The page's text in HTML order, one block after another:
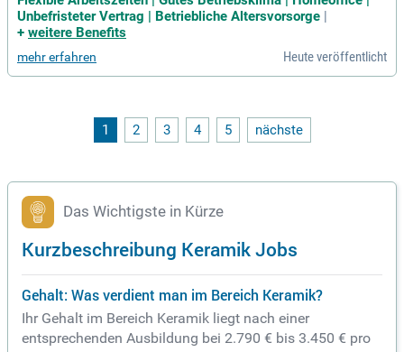
hnik und Erfahrung in digitaler Fertigung. In unserem innovat
iven Unternehmen bieten wir eine 35-Stunden-Woche mit fle
enießen Sie ein unbefristetes Arbeitsverhältnis, betriebliche
Altersvorsorge sowie Urlaubs- und Weihnachtsgeld. Profitie
Wetter können Sie Ihre Pausen im Grünen verbringen. Unser
e zentrale Lage garantiert eine gute Anbindung an öffentlich
Unbefristeter Vertrag | Betriebliche Altersvorsorge |
+ weitere Benefits
mehr erfahren Heute veröffentlicht
1 2 3 4 5 nächste
Das Wichtigste in Kürze
Kurzbeschreibung Keramik Jobs
Gehalt: Was verdient man im Bereich Keramik?
Ihr Gehalt im Bereich Keramik liegt nach einer
entsprechenden Ausbildung bei 2.790 € bis 3.450 € pro